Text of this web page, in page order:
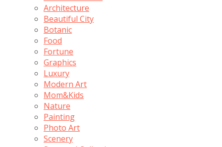
Architecture
Beautiful City
Botanic
Food
Fortune
Graphics
Luxury
Modern Art
Mom&Kids
Nature
Painting
Photo Art
Scenery